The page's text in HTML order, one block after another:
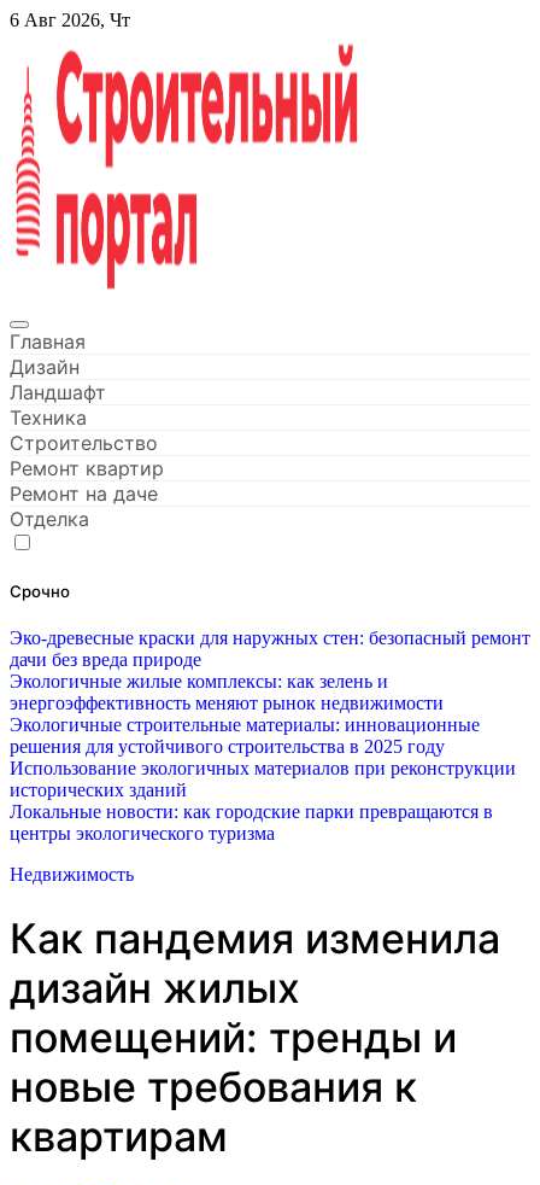
Перейти
содержанию
6 Авг 2026, Чт
Строительный портал
Главная
Дизайн
Ландшафт
Техника
Строительство
Ремонт квартир
Ремонт на даче
Отделка
Срочно
Эко-древесные краски для наружных стен: безопасный ремонт
дачи без вреда природе
Экологичные жилые комплексы: как зелень и
энергоэффективность меняют рынок недвижимости
Экологичные строительные материалы: инновационные
решения для устойчивого строительства в 2025 году
Использование экологичных материалов при реконструкции
исторических зданий
Локальные новости: как городские парки превращаются в
центры экологического туризма
Недвижимость
Как пандемия изменила
дизайн жилых
помещений: тренды и
новые требования к
квартирам